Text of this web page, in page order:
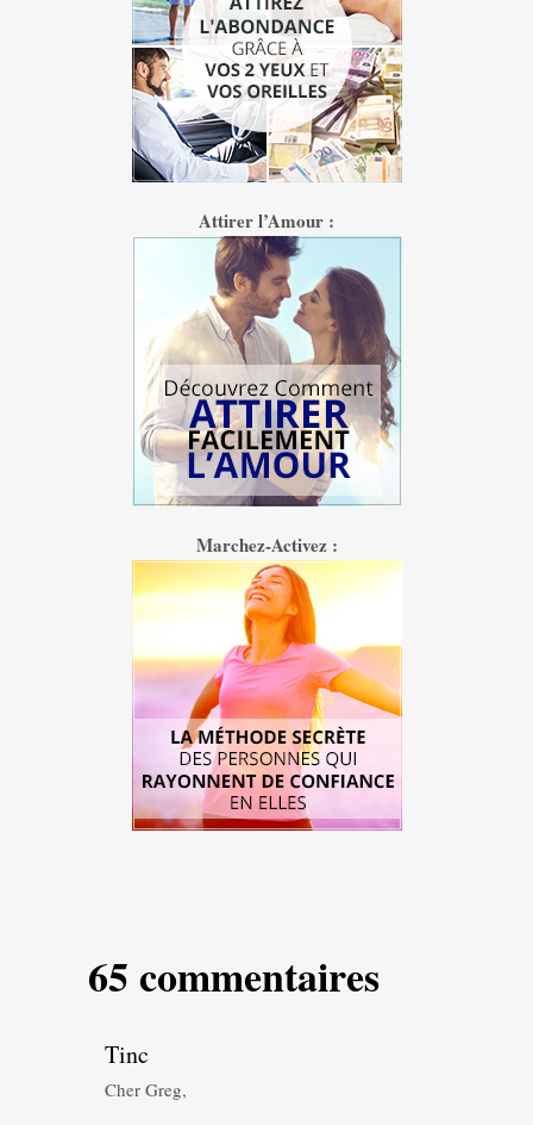
Attirer l’Amour :
Marchez-Activez :
65 commentaires
Tinc
Cher Greg,